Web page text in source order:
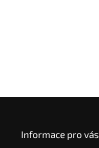
Informace pro vás